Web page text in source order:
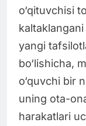
o‘qituvchisi
yangi
bo‘lishicha,
o‘quvchi bir
uning ota-
harakatlari